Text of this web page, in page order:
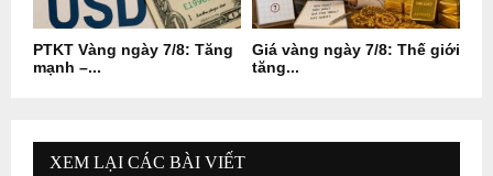
PTKT Vàng ngày 7/8: Tăng
mạnh –...
Giá vàng ngày 7/8: Thế giới
tăng...
XEM LẠI CÁC BÀI VIẾT